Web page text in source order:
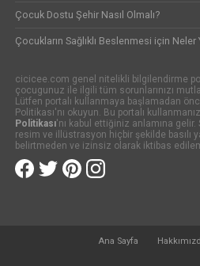
Çocuk Dostu Şehir Nasıl Olmalı?
Çocukların Sağlıklı Beslenmesi için Neler
cicicee.com genel nitelikli bilgilendirme
çocugunuz ile ilgili tüm sorunlarınızı
Lütfen portalı kullanmaya başlamadan
Politikası'nı okuyun. Bu portalı kullanmanız
Politikası'nı kabul ettiğiniz anlamına
resim ve illüstrasyon hiçbir şekilde basılı
belirtmeden ve izinsiz olarak iktibas
Ana Sayfa